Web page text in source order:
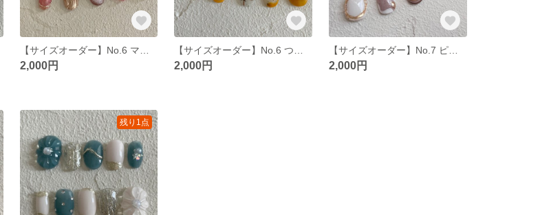
2,000円 2,000円 2,000円
残り1点